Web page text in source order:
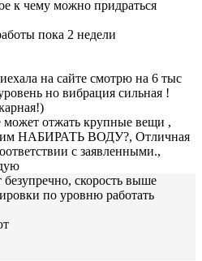
к чему можно придраться
пока 2 недели
на сайте смотрю на 6 тыс
но вибрация сильная !
отжать крупные вещи ,
НАБИРАТЬ ВОДУ?, Отличная
с заявленными.,
скорость выше
по уровню работать